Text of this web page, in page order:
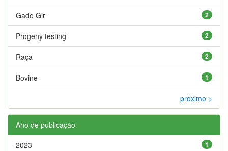
2
Gado Gir
2
Progeny testing
2
Raça
1
Bovine
próximo >
Ano de publicação
1
2023